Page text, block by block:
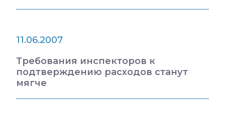
11.06.2007
Требования инспекторов к
подтверждению расходов станут
мягче